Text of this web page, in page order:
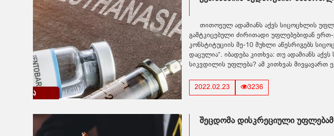
თითოეულ ადამიანს აქვს სიცოცხლის
გამტკიცებული ძირითადი უფლებებიდან
კონსტიტუციის მე-10 მუხლი აწესრიგებს
დაცულია“. იბადება კითხვა: თუ ადამიანს
სიკვდილის უფლება? ამ კითხვას მივყავართ
2022.02.23 3236
შეცდომა დისკრეციული